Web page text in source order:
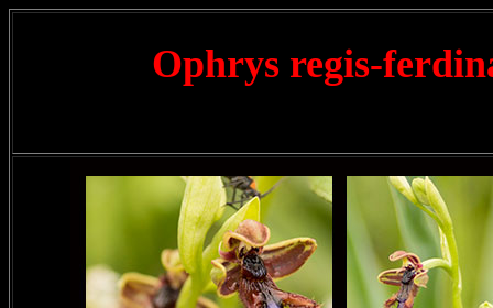
Ophrys regis-